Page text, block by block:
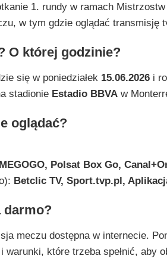
1. rundy w ramach
w tym gdzie oglądać transmisję
O której godzinie?
się w poniedziałek 15.06.2026i
stadionie Estadio BBVAw
oglądać?
MEGOGO, Polsat Box Go,
Betclic TV, Sport.tvp.pl,
darmo?
meczu dostępna w internecie.
które trzeba spełnić, aby